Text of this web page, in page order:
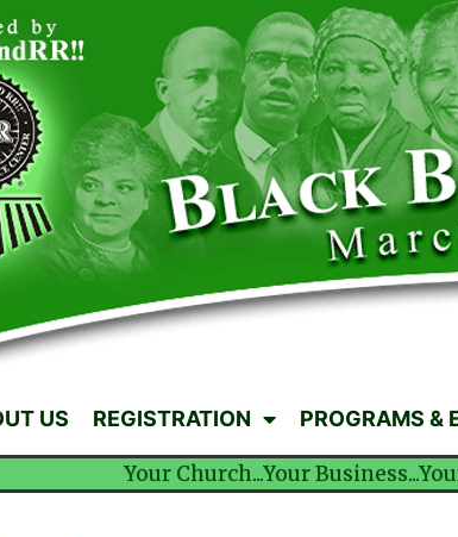
US REGISTRATION PROGRAMS &
Your Church...Your